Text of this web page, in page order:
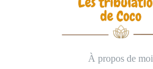
À propos de moi